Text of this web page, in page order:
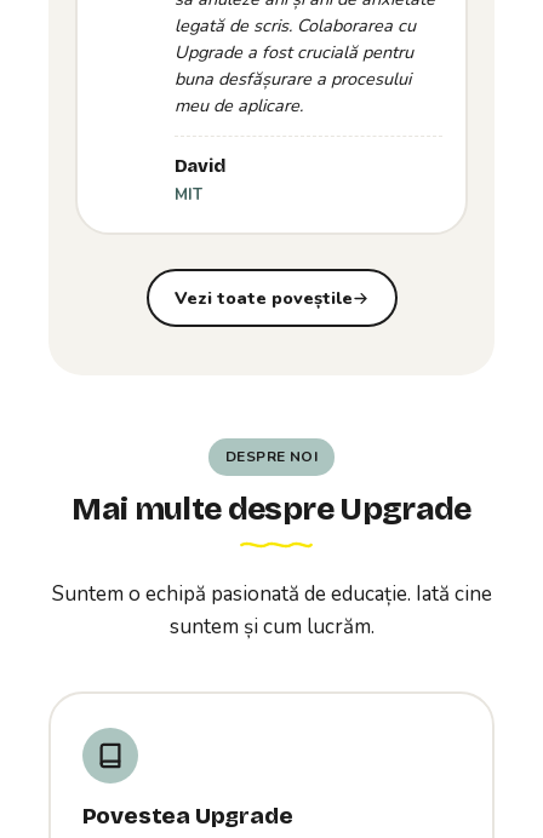
legată de scris. Colaborarea cu
Upgrade a fost crucială pentru
buna desfășurare a procesului
meu de aplicare.
David
MIT
Vezi toate poveștile
DESPRE NOI
Mai multe despre Upgrade
Suntem o echipă pasionată de educație. Iată cine
suntem și cum lucrăm.
Povestea Upgrade